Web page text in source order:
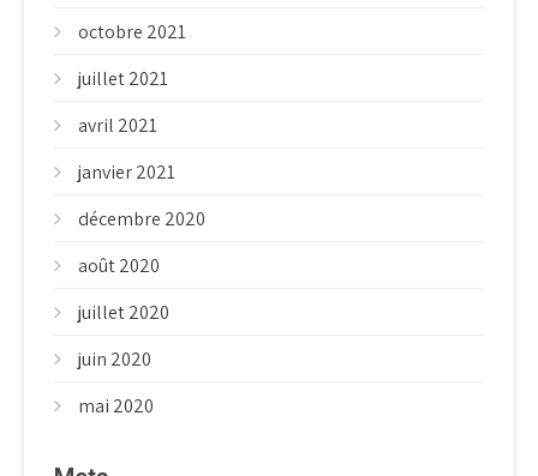
octobre 2021
juillet 2021
avril 2021
janvier 2021
décembre 2020
août 2020
juillet 2020
juin 2020
mai 2020